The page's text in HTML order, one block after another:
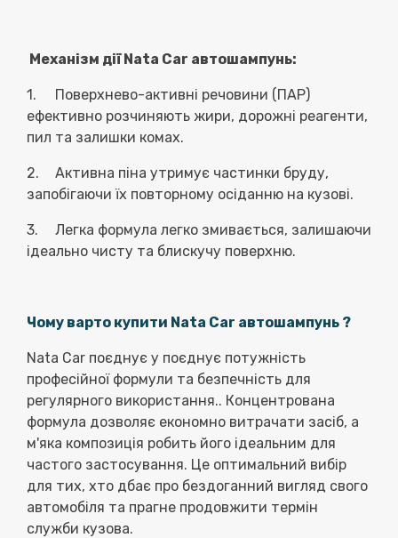
Механізм дії Nata Car автошампунь:
1.
Поверхнево-активні речовини (ПАР)
ефективно розчиняють жири, дорожні реагенти,
пил та залишки комах.
2.
Активна піна утримує частинки бруду,
запобігаючи їх повторному осіданню на кузові.
3.
Легка формула легко змивається, залишаючи
ідеально чисту та блискучу поверхню.
Чому варто купити Nata Car автошампунь ?
Nata Car поєднує у поєднує потужність
професійної формули та безпечність для
регулярного використання.. Концентрована
формула дозволяє економно витрачати засіб, а
м'яка композиція робить його ідеальним для
частого застосування. Це оптимальний вибір
для тих, хто дбає про бездоганний вигляд свого
автомобіля та прагне продовжити термін
служби кузова.